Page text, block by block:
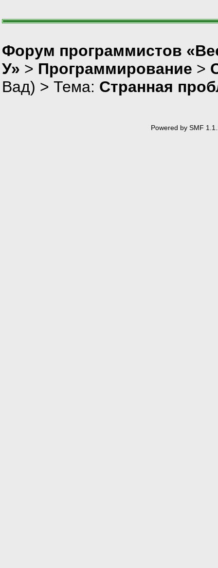
Форум программистов
У» > Программирование >
Вад) > Тема: Странная
Powered by SMF